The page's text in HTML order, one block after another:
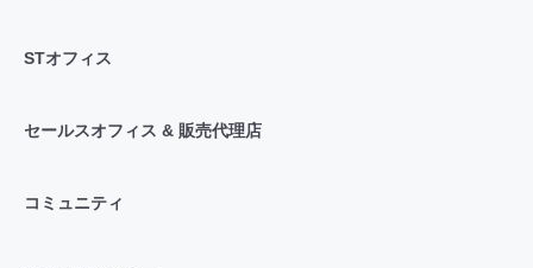
STオフィス
セールスオフィス & 販売代理店
コミュニティ